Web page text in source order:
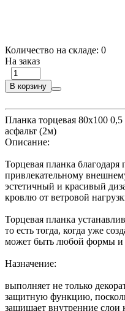
Количество на складе: 0
На заказ
В корзину
Планка торцевая 80х100
асфальт (2м)
Описание:
Торцевая планка
привлекательному
эстетичный и красивый
кровлю от ветровой
Торцевая планка
то есть тогда, когда уже
может быть любой формы и
Назначение:
выполняет не только
защитную функцию,
защищает внутренние слои